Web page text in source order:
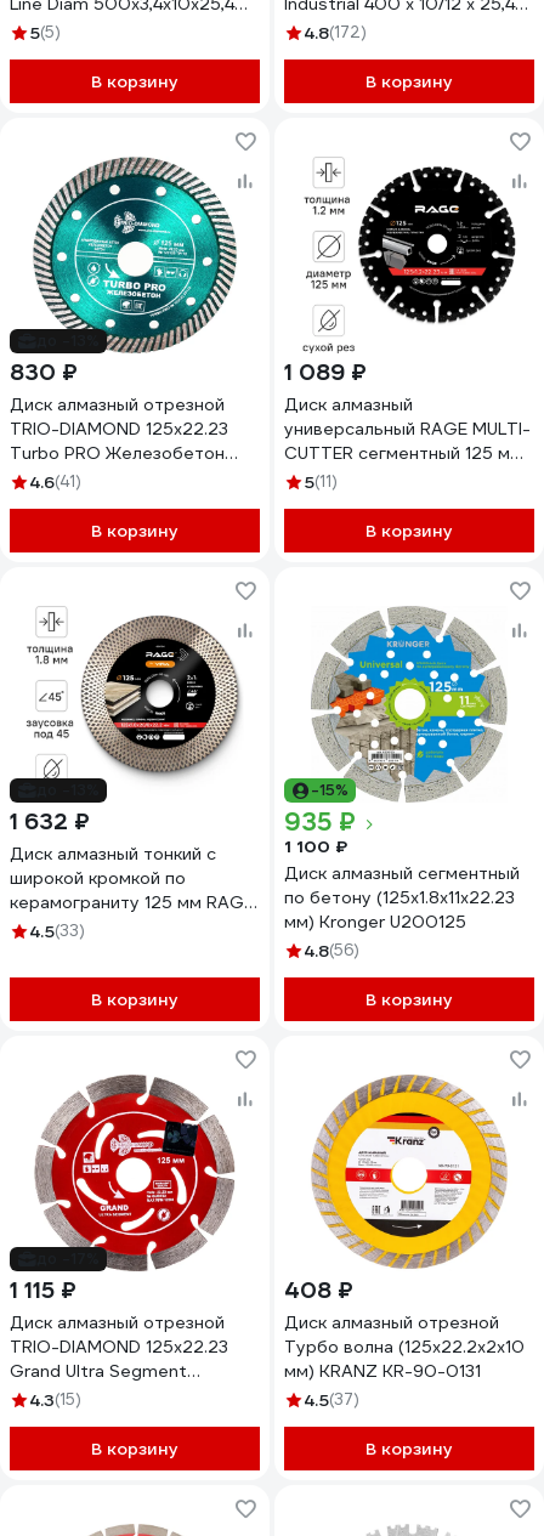
000506
5(5)
В корзину
мм HOT PRESS пайка
4.8(172)
В корзину
830 ₽
Диск алмазный отрезной
TRIO-DIAMOND 125x22.23
Turbo PRO Железобетон
TP172
4.6(41)
В корзину
1 089 ₽
Диск алмазный
универсальный RAGE MULTI-
CUTTER сегментный 125 мм
607126
5(11)
В корзину
1 632 ₽
Диск алмазный тонкий с
широкой кромкой по
керамограниту 125 мм RAGE
By VIRA 600130
4.5(33)
В корзину
-15%
935 ₽
1 100 ₽
Диск алмазный сегментный
по бетону (125x1.8x11x22.23
мм) Kronger U200125
4.8(56)
В корзину
1 115 ₽
Диск алмазный отрезной
TRIO-DIAMOND 125x22.23
Grand Ultra Segment
GUS722
4.3(15)
В корзину
408 ₽
Диск алмазный отрезной
Турбо волна (125x22.2x2x10
мм) KRANZ KR-90-0131
4.5(37)
В корзину